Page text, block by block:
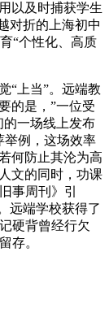
以及时捕获学生
对折的上海初中
“个性化、高质
上当”。远端教
的是，”一位受
的一场线上发布
举例，这场效率
何防止其沦为高
文的同时，功课
事周刊》引
远端学校获得了
硬背曾经行欠
存。